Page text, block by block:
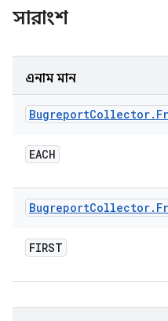
সারাংশ
এনাম মান
BugreportCollector.
EACH
BugreportCollector.
FIRST